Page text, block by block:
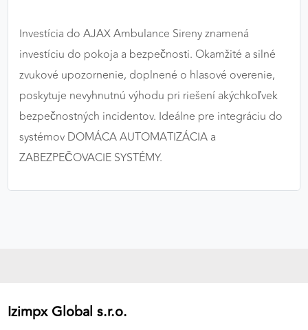
Investícia do AJAX Ambulance Sireny znamená
investíciu do pokoja a bezpečnosti. Okamžité a silné
zvukové upozornenie, doplnené o hlasové overenie,
poskytuje nevyhnutnú výhodu pri riešení akýchkoľvek
bezpečnostných incidentov. Ideálne pre integráciu do
systémov DOMÁCA AUTOMATIZÁCIA a
ZABEZPEČOVACIE SYSTÉMY.
Izimpx Global s.r.o.